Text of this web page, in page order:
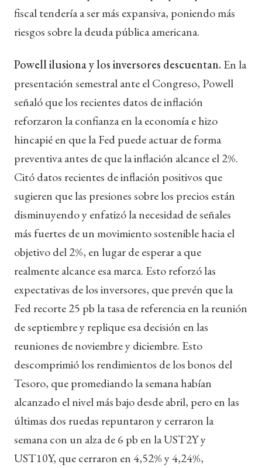
fiscal tendería a ser más expansiva, poniendo más
riesgos sobre la deuda pública americana.
Powell ilusiona y los inversores descuentan. En la
presentación semestral ante el Congreso, Powell
señaló que los recientes datos de inflación
reforzaron la confianza en la economía e hizo
hincapié en que la Fed puede actuar de forma
preventiva antes de que la inflación alcance el 2%.
Citó datos recientes de inflación positivos que
sugieren que las presiones sobre los precios están
disminuyendo y enfatizó la necesidad de señales
más fuertes de un movimiento sostenible hacia el
objetivo del 2%, en lugar de esperar a que
realmente alcance esa marca. Esto reforzó las
expectativas de los inversores, que prevén que la
Fed recorte 25 pb la tasa de referencia en la reunión
de septiembre y replique esa decisión en las
reuniones de noviembre y diciembre. Esto
descomprimió los rendimientos de los bonos del
Tesoro, que promediando la semana habían
alcanzado el nivel más bajo desde abril, pero en las
últimas dos ruedas repuntaron y cerraron la
semana con un alza de 6 pb en la UST2Y y
UST10Y, que cerraron en 4,52% y 4,24%,